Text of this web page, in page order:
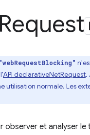
Request
"webRequestBlocking"
API declarativeNetRequest.
utilisation normale. Les
observer et analyser